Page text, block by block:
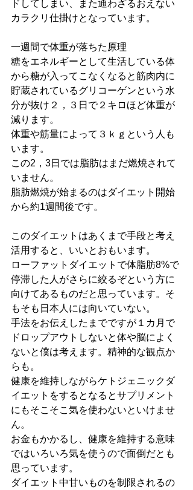
ドしてしまい、また通わざるおえない
カラクリ仕掛けとなっています。
一週間で体重が落ちた原理
糖をエネルギーとして生活している体
から糖が入ってこなくなると筋肉内に
貯蔵されているグリコーゲンという水
分が抜け２，３日で２キロほど体重が
減ります。
体重や筋量によって３ｋｇという人も
います。
この2，3日では脂肪はまだ燃焼されて
いません。
脂肪燃焼が始まるのはダイエット開始
から約1週間後です。
このダイエットはあくまで手段と考え
活用すると、いいとおもいます。
ローファットダイエットで体脂肪8%で
停滞した人がさらに絞るぞという方に
向けてあるものだと思っています。そ
もそも日本人には向いていない。
手法をお伝えしたまでですが１カ月で
ドロップアウトしないと体や脳によく
ないと僕は考えます。精神的な観点か
らも。
健康を維持しながらケトジェニックダ
イエットをするとなるとサプリメント
にもそこそこ気を使わないといけませ
ん。
お金もかかるし、健康を維持する意味
ではいろいろ気を使うので面倒だとも
思っています。
ダイエット中甘いものを制限されるの